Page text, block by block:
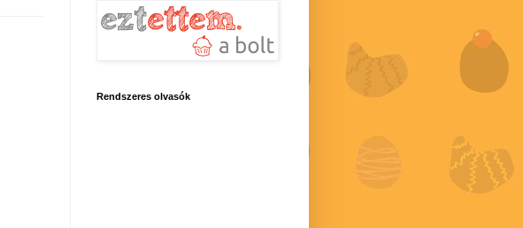
Rendszeres olvasók